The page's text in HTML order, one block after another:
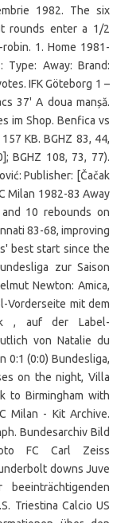
1982. The six
rounds enter a 1/2
1. Home 1981-
Type: Away: Brand:
IFK Göteborg 1 –
37' A doua manșă.
im Shop. Benfica vs
KB. BGHZ 83, 44,
BGHZ 108, 73, 77).
Publisher: [Čačak
Milan 1982-83 Away
10 rebounds on
83-68, improving
best start since the
zur Saison
Newton: Amica,
Vorderseite mit dem
, auf der Label-
von Natalie du
0:1 (0:0) Bundesliga,
on the night, Villa
to Birmingham with
Milan - Kit Archive.
Bundesarchiv Bild
FC Carl Zeiss
downs Juve
Triestina Calcio US